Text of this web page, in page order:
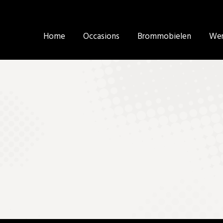
Home Occasions Brommobielen
Home Occasions Brommobielen